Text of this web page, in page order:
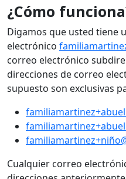
¿Cómo
Digamos que usted tiene
electrónico
correo electrónico
direcciones de correo
supuesto son exclusivas
Cualquier correo